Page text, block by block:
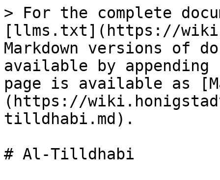
> For the complete
[llms.txt](https://
Markdown versions of
available by
page is available as
(https://
tilldhabi.md).
# Al-Tilldhabi